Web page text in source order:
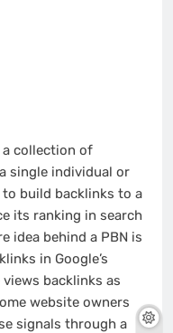
a collection of
single individual or
build backlinks to a
its ranking in search
idea behind a PBN is
in Google’s
backlinks as
website owners
signals through a